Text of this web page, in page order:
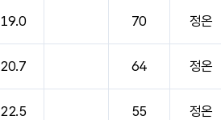
19.0 70 정온
20.7 64 정온
22.5 55 정온